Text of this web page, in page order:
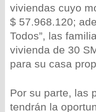
viviendas cuyo
$ 57.968.120;
Todos”, las
vivienda de 30
para su casa
Por su parte, las
tendrán la